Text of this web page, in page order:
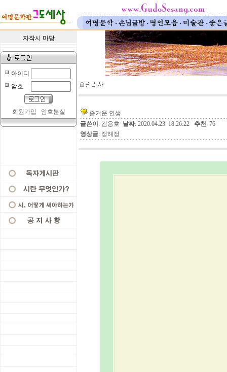
자작시 마당
아이디
암호
회원가입 암호분실
즐거운 인생
글쓴이 : 김용호 날짜: 2020.04.23. 18:26:22 추천: 76
영상글: 정해정